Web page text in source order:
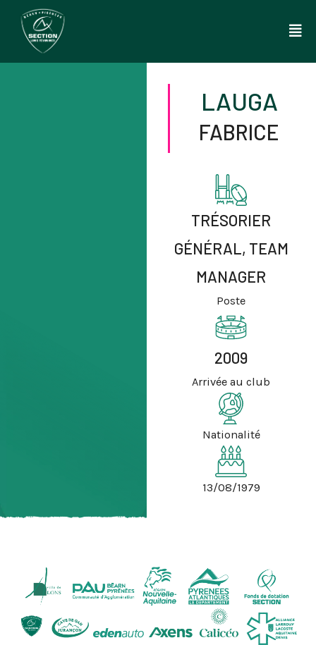
contenu
LAUGA
FABRICE
TRÉSORIER
GÉNÉRAL, TEAM
MANAGER
Poste
2009
Arrivée au club
Nationalité
13/08/1979